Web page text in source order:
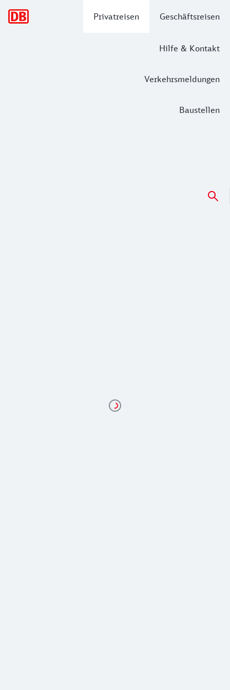
Privatreisen Geschäftsreisen
Hilfe & Kontakt
Verkehrsmeldungen
Baustellen